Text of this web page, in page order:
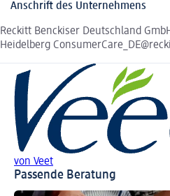
Anschrift des Unternehmens
Reckitt Benckiser Deutschland
Heidelberg
von Veet
Passende Beratung